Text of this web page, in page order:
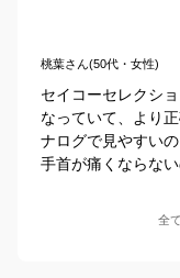
桃葉さん(50代・女性)
セイコーセレクシ
なっていて、より
ナログで見やすい
手首が痛くならない
全